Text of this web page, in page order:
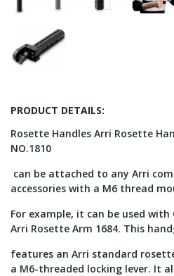
PRODUCT DETAILS:
Rosette Handles Arri Rosette
NO.1810
can be attached to any Arri
accessories with a M6 thread
For example, it can be used with
Arri Rosette Arm 1684. This
features an Arri standard
a M6-threaded locking lever. It